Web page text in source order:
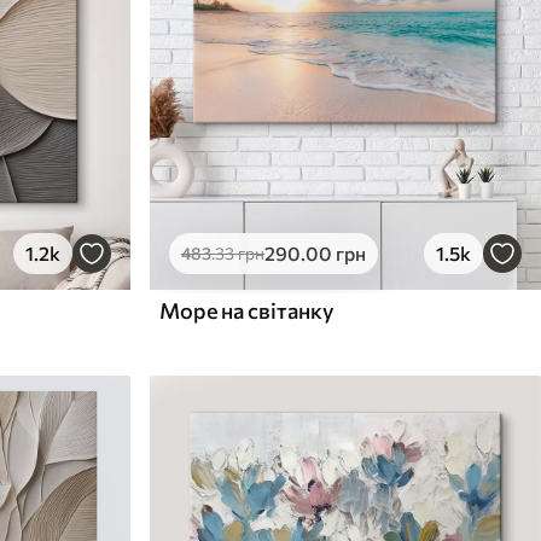
1.2k 483.33грн290.00 грн 1.5k
Море на світанку